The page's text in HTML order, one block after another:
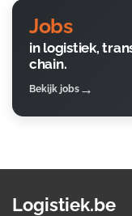
Jobs
in logistiek,
chain.
Bekijk jobs
Logistiek.be